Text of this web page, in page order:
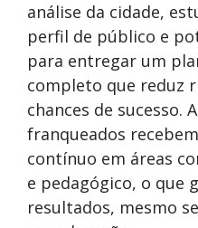
análise da cidade,
perfil de público e
para entregar um
completo que reduz
chances de sucesso.
franqueados
contínuo em áreas
e pedagógico, o que
resultados, mesmo